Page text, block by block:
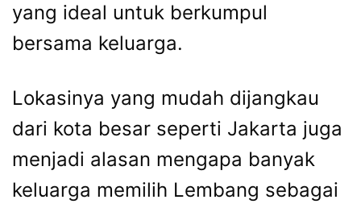
yang ideal untuk berkumpul
bersama keluarga.
Lokasinya yang mudah dijangkau
dari kota besar seperti Jakarta juga
menjadi alasan mengapa banyak
keluarga memilih Lembang sebagai